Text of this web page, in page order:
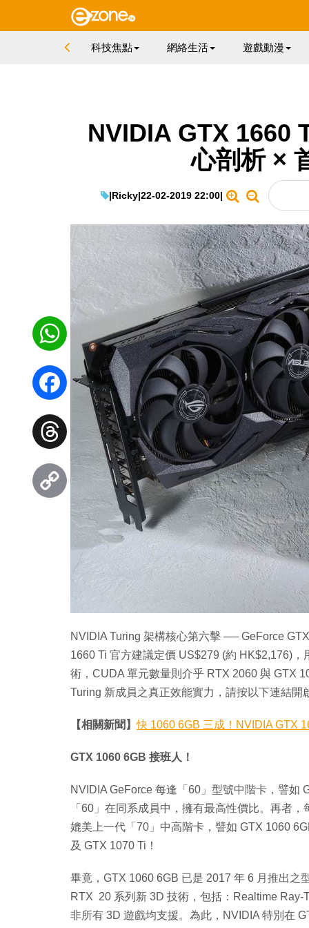
科技焦點 網絡生活 遊戲動漫
NVIDIA GTX 1660
心剖析 ×
|Ricky|22-02-2019 22:00|
NVIDIA Turing 架構核心第六擊 ── GeForce
1660 Ti 官方建議定價 US$279 (約 HK$2,176)
術，CUDA 單元數量則介乎 RTX 2060 與 GTX
Turing 新成員之真正效能實力，請按以下連結開
【相關新聞】快 1060 6GB 三成！NVIDIA GTX
GTX 1060 6GB 接班人！
NVIDIA GeForce 每逢「60」型號中階卡，譬如
「60」在同系成員中，擁有最高性價比。再者
媲美上一代「70」中高階卡，譬如 GTX 1060
及 GTX 1070 Ti！
畢竟，GTX 1060 6GB 已是 2017 年 6 月推出之
RTX 20 系列新 3D 技術，包括：Realtime
非所有 3D 遊戲均支援。為此，NVIDIA 特別在
WhatsApp
Facebook
Threads
Copy